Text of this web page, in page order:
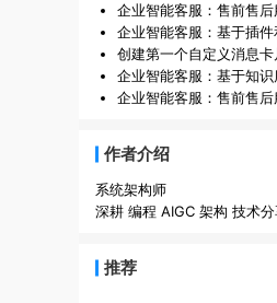
企业智能客服：售前售
企业智能客服：基于插
创建第一个自定义消息卡
企业智能客服：基于知
企业智能客服：售前售
作者介绍
系统架构师
深耕 编程 AIGC 架构 技术
推荐